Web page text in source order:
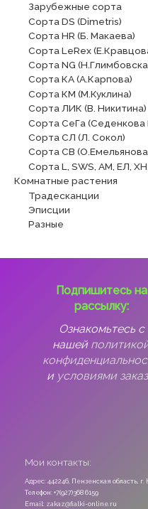
Зарубежные сорта
Сорта DS (Dimetris)
Сорта HR (Б. Макаева)
Сорта LeRex
Сорта NG
Сорта КА (А.Карпова)
Сорта КМ (М.Куклина)
Сорта ЛИК (В. Никитина)
Сорта СеГа (Седенкова
Сорта СЛ (Л. Сокол)
Сорта СВ
Сорта L, SWS, АМ, ЕЛ, ХН
Комнатные растения
Традесканции
Эписции
Разные
Подпишитесь на
рассылку:
Ознакомьтесь с
нашей
и условиями
Мои контакты:
Адрес: 442246, Пензенская область, г.
Телефон: +7(927)368 6159
Email: zakaz@fialki-online.ru